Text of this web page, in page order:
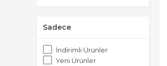
Sadece
İndirimli Ürünler
Yeni Ürünler